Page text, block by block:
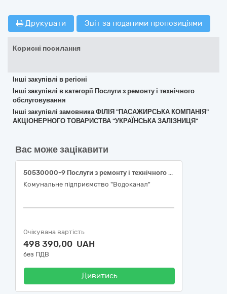
Друкувати Звіт за поданими пропозиціями
Корисні посилання
Інші закупівлі в регіоні
Інші закупівлі в категорії Послуги з ремонту і технічного
обслуговування
Інші закупівлі замовника ФІЛІЯ "ПАСАЖИРСЬКА КОМПАНІЯ"
АКЦІОНЕРНОГО ТОВАРИСТВА "УКРАЇНСЬКА ЗАЛІЗНИЦЯ"
Вас може зацікавити
50530000-9 Послуги з ремонту і технічного обслуговування техніки. Ремонт і технічне обслуговування каналопромивних установок Rionеd Aqua Jet.
Комунальне підприємство "Водоканал"
Очікувана вартість
498 390,00 UAH
без ПДВ
Дивитись